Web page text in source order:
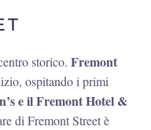
storico. Fremont
ospitando i primi
e il Fremont Hotel &
di Fremont Street è